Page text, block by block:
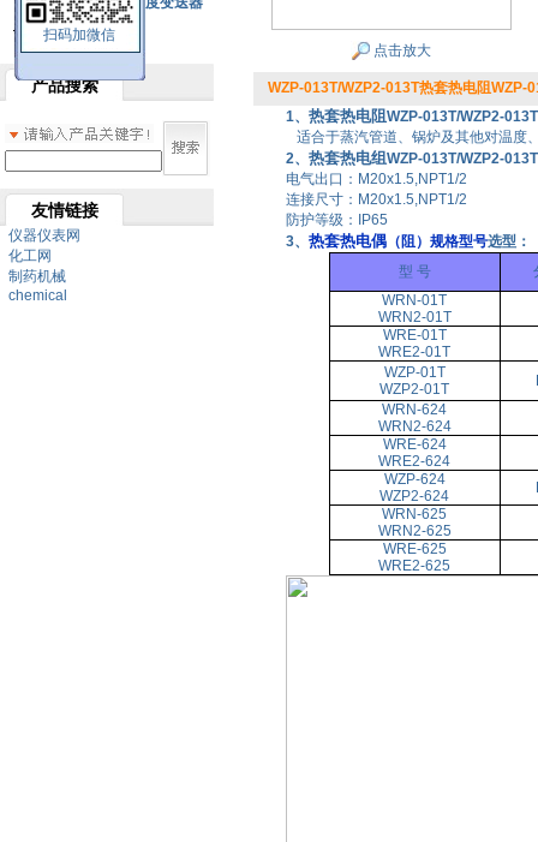
扫码加微信
双金属温度计
产品搜索
友情链接
仪器仪表网
化工网
制药机械
chemical
点击放大
WZP-013T/WZP2-013T热套热电阻WZP-
1、 热套热电阻WZP-013T/WZP2-
适合于蒸汽管道、锅炉及其他对温度
2、 热套热电组WZP-013T/WZP2-
电气出口：M20x1.5,NPT1/2
连接尺寸：M20x1.5,NPT1/2
防护等级：IP65
3、 热套热电偶（阻）规格型号选型：
型 号
WRN-01T
WRN2-01T
WRE-01T
WRE2-01T
WZP-01T
WZP2-01T
WRN-624
WRN2-624
WRE-624
WRE2-624
WZP-624
WZP2-624
WRN-625
WRN2-625
WRE-625
WRE2-625